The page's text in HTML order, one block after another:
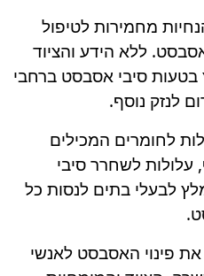
מחמירות לטיפול
ללא הידע והציוד
סיבי אסבסט ברחבי
לנזק נוסף.
לחומרים המכילים
עלולות לשחרר סיבי
לבעלי בתים לנסות כל
פינוי האסבסט לאנשי